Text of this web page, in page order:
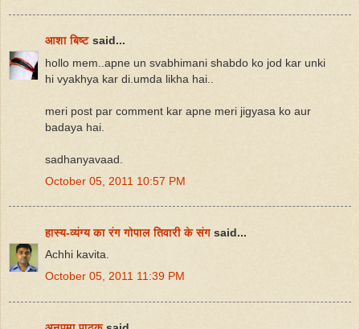
आशा बिष्ट said...
hollo mem..apne un svabhimani shabdo ko jod kar unki
hi vyakhya kar di.umda likha hai..
meri post par comment kar apne meri jigyasa ko aur
badaya hai.
sadhanyavaad.
October 05, 2011 10:57 PM
हास्य-व्यंग्य का रंग गोपाल तिवारी के संग said...
Achhi kavita.
October 05, 2011 11:39 PM